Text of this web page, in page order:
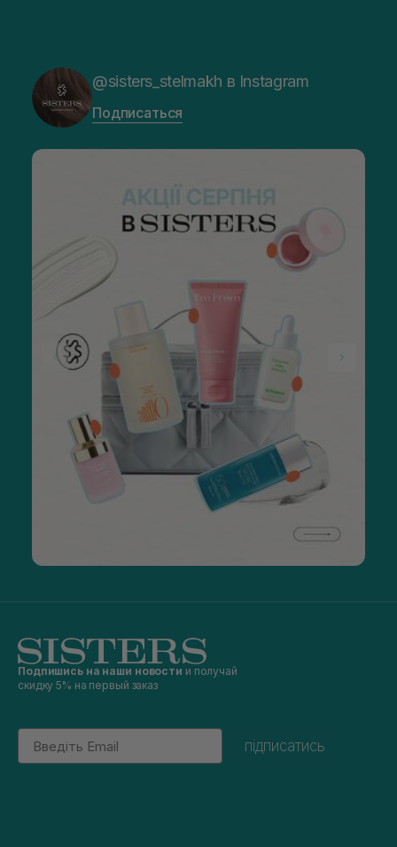
@sisters_stelmakh в Instagram
Подписаться
Подпишись на наши новости и получай
скидку 5% на первый заказ
Email
підписатись